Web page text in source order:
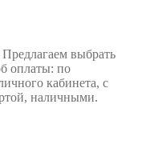
выбрать
оплаты: по
кабинета, с
наличными.